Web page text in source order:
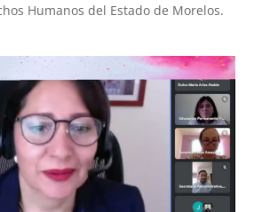
Humanos del Estado de Morelos.